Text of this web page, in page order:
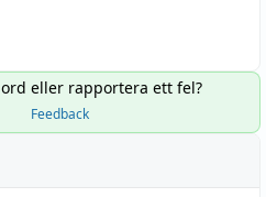
eller rapportera ett fel?
Feedback